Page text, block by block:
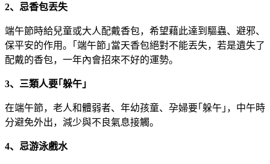
2、忌香包丟失
端午節時給兒童或大人配戴香包，希望藉此達到驅蟲、避邪、
保平安的作用。｢端午節｣當天香包絕對不能丟失，若是遺失了
配戴的香包，一年內會招來不好的運勢。
3、三類人要｢躲午｣
在端午節，老人和體弱者、年幼孩童、孕婦要｢躲午｣，中午時
分避免外出，減少與不良氣息接觸。
4、忌游泳戲水